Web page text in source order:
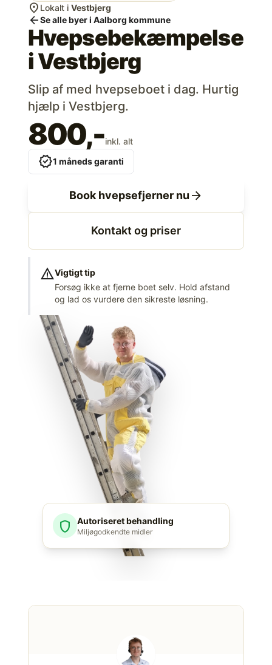
location_on Lokalt i Vestbjerg
arrow_backSe alle byer i Aalborg kommune
Hvepsebekæmpelse
iVestbjerg
Slip af med hvepseboet i dag. Hurtig
hjælp i Vestbjerg.
800,-inkl. alt
verified1 måneds garanti
Book hvepsefjerner nu arrow_forward
Kontakt og priser
warningVigtigt tip
Forsøg ikke at fjerne boet selv. Hold afstand
og lad os vurdere den sikreste løsning.
shield Autoriseret behandling
Miljøgodkendte midler